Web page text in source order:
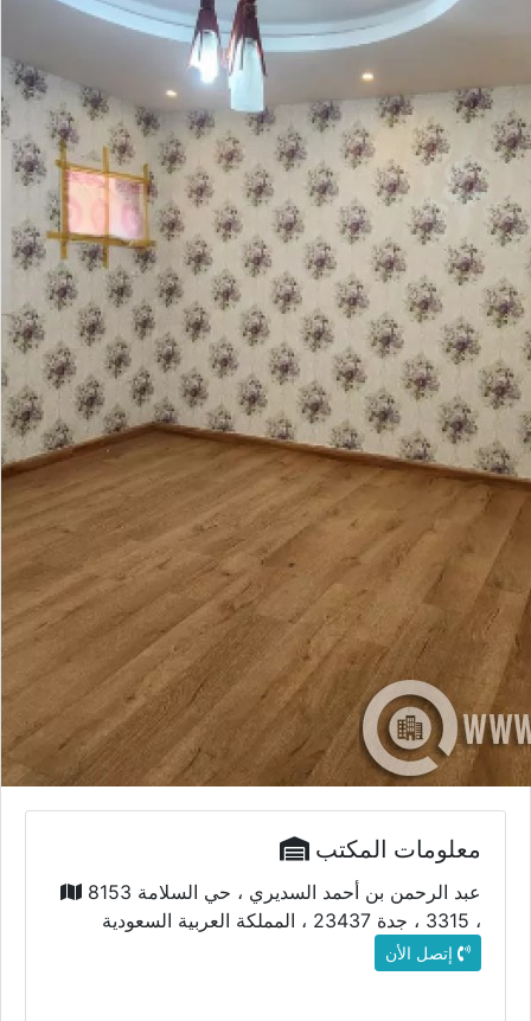
معلومات المكتب
8153 عبد الرحمن بن أحمد السديري ، حي السلامة
، 3315 ، جدة 23437 ، المملكة العربية السعودية